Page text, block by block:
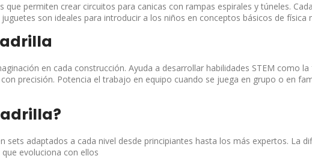
permiten crear circuitos para canicas con rampas espirales y túneles.
son ideales para introducir a los niños en conceptos básicos de física
en cada construcción. Ayuda a desarrollar habilidades STEM como la
precisión. Potencia el trabajo en equipo cuando se juega en grupo o en
adaptados a cada nivel desde principiantes hasta los más expertos. La
evoluciona con ellos